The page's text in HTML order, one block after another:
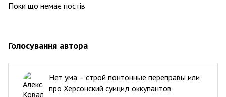
Поки що немає постів
Голосування автора
Нет ума – строй понтонные переправы или
про Херсонский суицид оккупантов